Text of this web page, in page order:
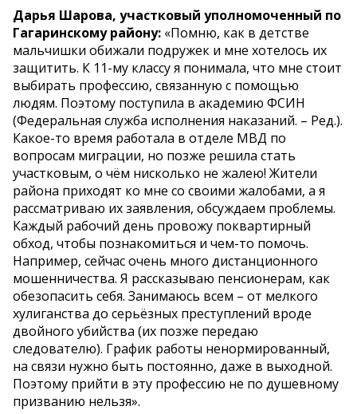
Дарья Шарова, участковый уполномоченный по
Гагаринскому району: «Помню, как в детстве
мальчишки обижали подружек и мне хотелось их
защитить. К 11-му классу я понимала, что мне стоит
выбирать профессию, связанную с помощью
людям. Поэтому поступила в академию ФСИН
(Федеральная служба исполнения наказаний. – Ред.).
Какое-то время работала в отделе МВД по
вопросам миграции, но позже решила стать
участковым, о чём нисколько не жалею! Жители
района приходят ко мне со своими жалобами, а я
рассматриваю их заявления, обсуждаем проблемы.
Каждый рабочий день провожу поквартирный
обход, чтобы познакомиться и чем-то помочь.
Например, сейчас очень много дистанционного
мошенничества. Я рассказываю пенсионерам, как
обезопасить себя. Занимаюсь всем – от мелкого
хулиганства до серьёзных преступлений вроде
двойного убийства (их позже передаю
следователю). График работы ненормированный,
на связи нужно быть постоянно, даже в выходной.
Поэтому прийти в эту профессию не по душевному
призванию нельзя».